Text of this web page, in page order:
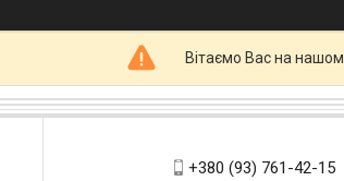
Вітаємо Вас на
+380 (93) 761-42-15